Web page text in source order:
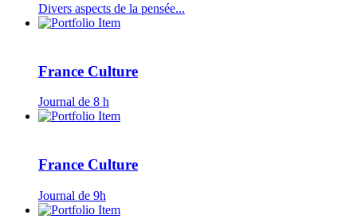
Divers aspects de la pensée...
France Culture
Journal de 8 h
France Culture
Journal de 9h